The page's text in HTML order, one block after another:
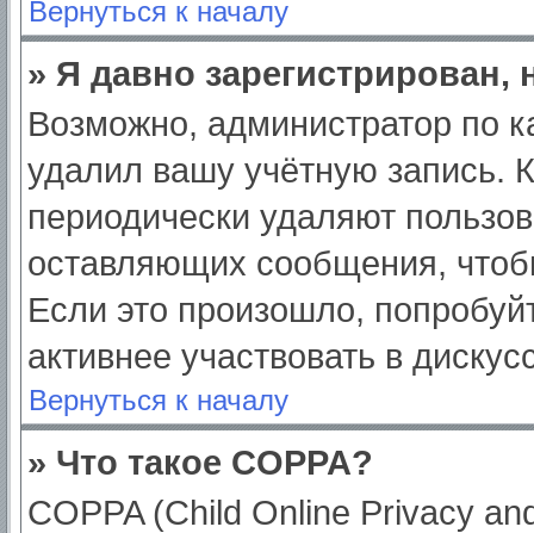
Вернуться к началу
» Я давно
Возможно, администратор по
удалил вашу учётную запись.
периодически удаляют
оставляющих сообщения,
Если это произошло,
активнее участвовать в
Вернуться к началу
» Что такое COPPA?
COPPA (Child Online Privacy